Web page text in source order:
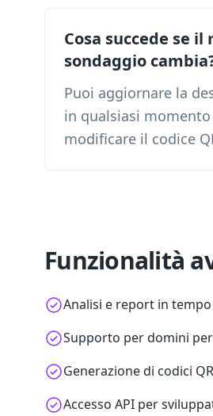
Cosa succede se il
sondaggio
Puoi aggiornare la
in qualsiasi momento
modificare il codice
Funzionalità
Analisi e report in
Supporto per domini
Generazione di codici
Accesso API per